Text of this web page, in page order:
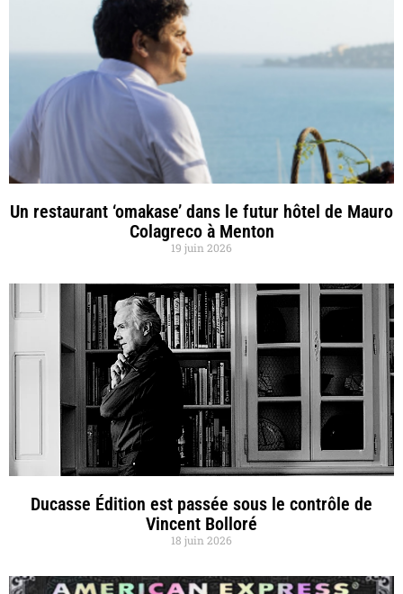
Un restaurant ‘omakase’ dans le futur hôtel de Mauro
Colagreco à Menton
19 juin 2026
Ducasse Édition est passée sous le contrôle de
Vincent Bolloré
18 juin 2026